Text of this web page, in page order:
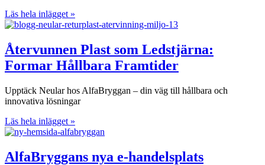
Läs hela inlägget »
Återvunnen Plast som Ledstjärna:
Formar Hållbara Framtider
Upptäck Neular hos AlfaBryggan – din väg till hållbara och
innovativa lösningar
Läs hela inlägget »
AlfaBryggans nya e-handelsplats